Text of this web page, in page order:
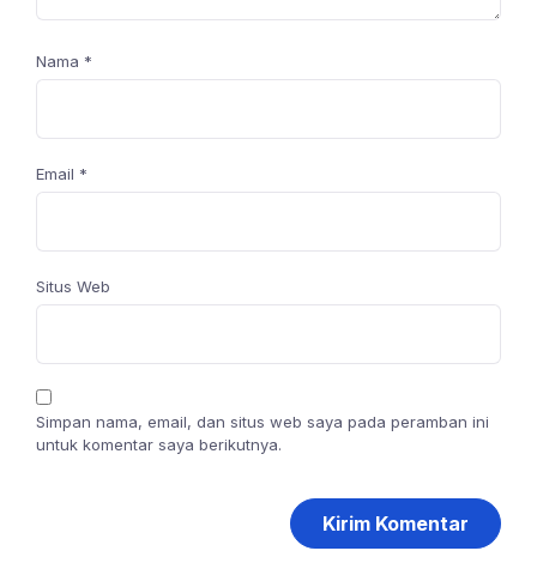
Nama *
Email *
Situs Web
Simpan nama, email, dan situs web saya pada peramban ini
untuk komentar saya berikutnya.